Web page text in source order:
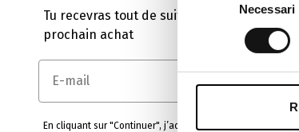
Necessari
Tu recevras tout de suite une réduction de
prochain achat
Email
En cliquant sur "Continuer", j’accepte l’utilisation de mes